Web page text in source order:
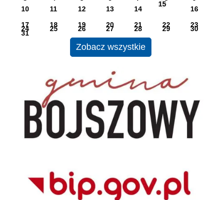
10
11 12 13 14
15
16
17 18 19 20 21 22 23
24 25 26 27 28 29 30
31
Zobacz wszystkie